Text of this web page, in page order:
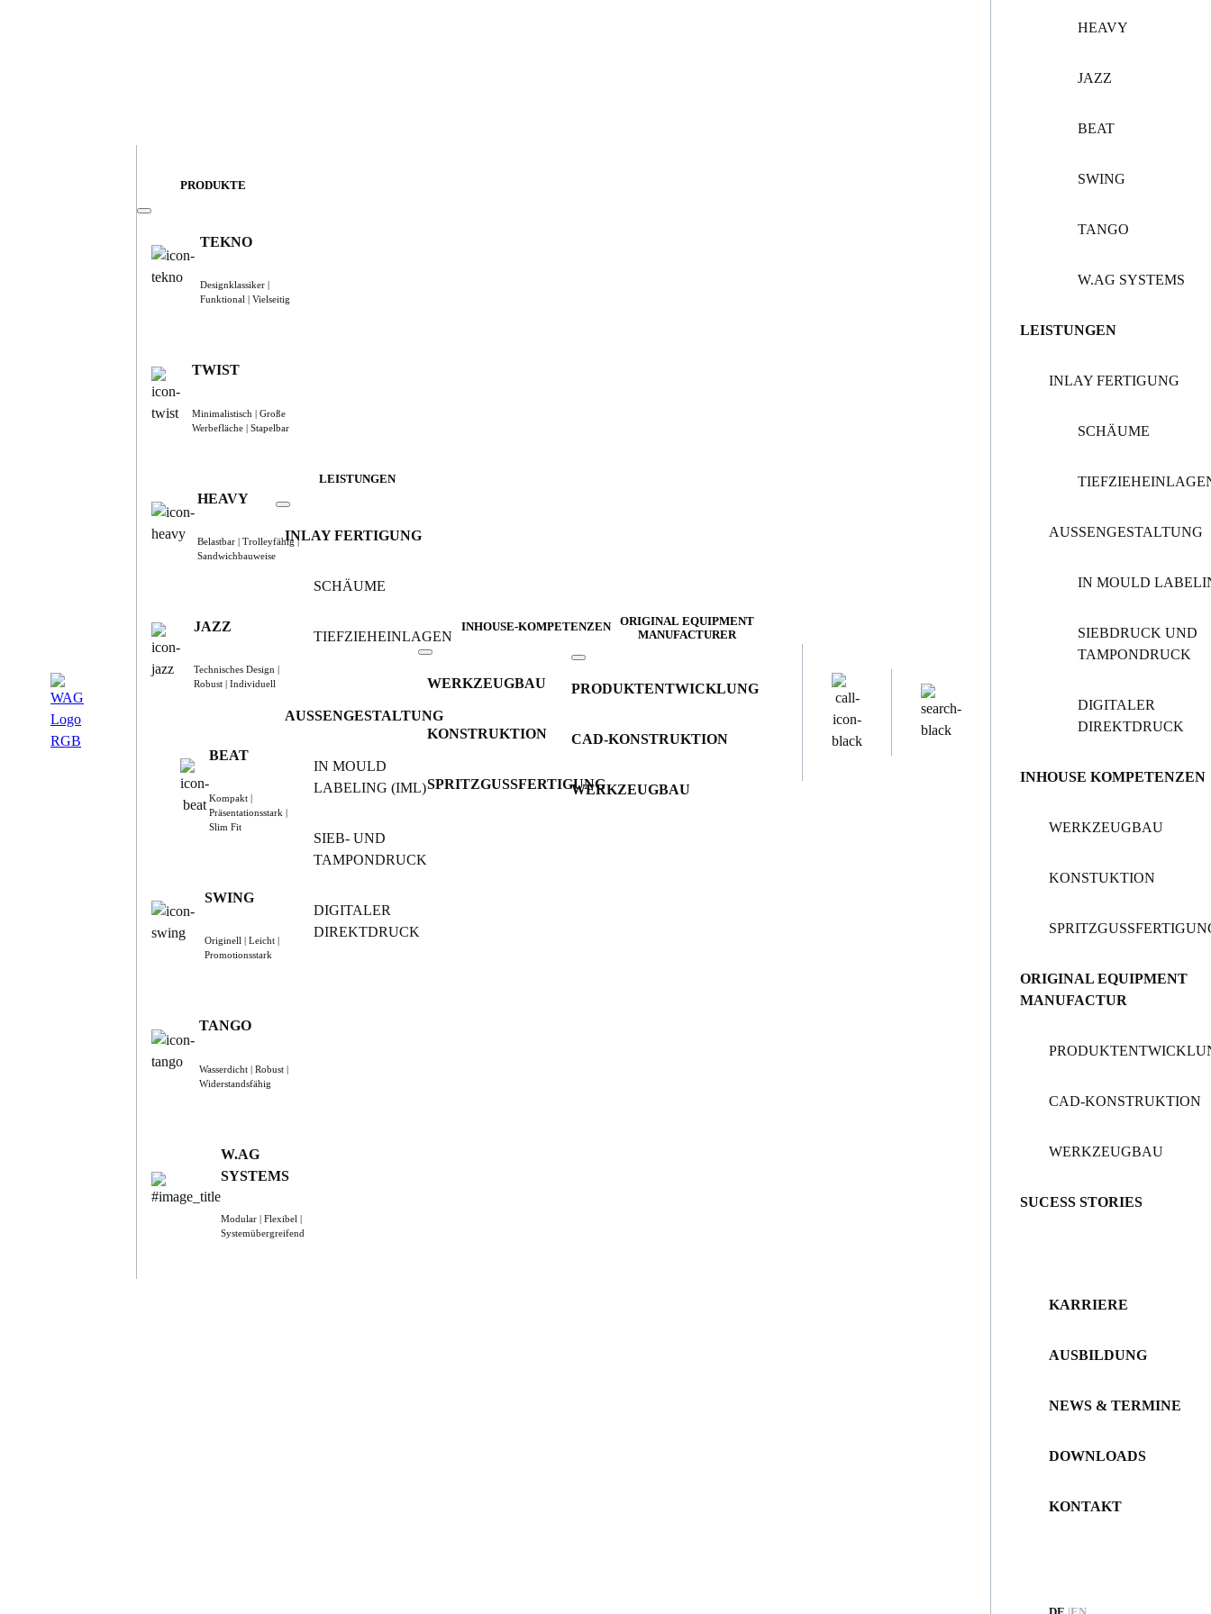
PRODUKTE
TEKNO
Designklassiker |
Funktional | Vielseitig
TWIST
Minimalistisch | Große
Werbefläche | Stapelbar
HEAVY
Belastbar | Trolleyfähig |
Sandwichbauweise
JAZZ
Technisches Design |
Robust | Individuell
BEAT
Kompakt |
Präsentationsstark |
Slim Fit
SWING
Originell | Leicht |
Promotionsstark
TANGO
Wasserdicht | Robust |
Widerstandsfähig
W.AG
SYSTEMS
Modular | Flexibel |
Systemübergreifend
LEISTUNGEN
INLAY FERTIGUNG
SCHÄUME
TIEFZIEHEINLAGEN
AUSSENGESTALTUNG
IN MOULD
LABELING (IML)
SIEB- UND
TAMPONDRUCK
DIGITALER
DIREKTDRUCK
INHOUSE-KOMPETENZEN
WERKZEUGBAU
KONSTRUKTION
SPRITZGUSSFERTIGUNG
ORIGINAL EQUIPMENT
MANUFACTURER
PRODUKTENTWICKLUNG
CAD-KONSTRUKTION
WERKZEUGBAU
HEAVY
JAZZ
BEAT
SWING
TANGO
W.AG SYSTEMS
LEISTUNGEN
INLAY FERTIGUNG
SCHÄUME
AUSSENGESTALTUNG
IN MOULD
SIEBDRUCK UND
TAMPONDRUCK
DIGITALER
DIREKTDRUCK
INHOUSE KOMPETENZEN
WERKZEUGBAU
KONSTUKTION
ORIGINAL EQUIPMENT
MANUFACTUR
CAD-KONSTRUKTION
WERKZEUGBAU
SUCESS STORIES
KARRIERE
AUSBILDUNG
NEWS & TERMINE
DOWNLOADS
KONTAKT